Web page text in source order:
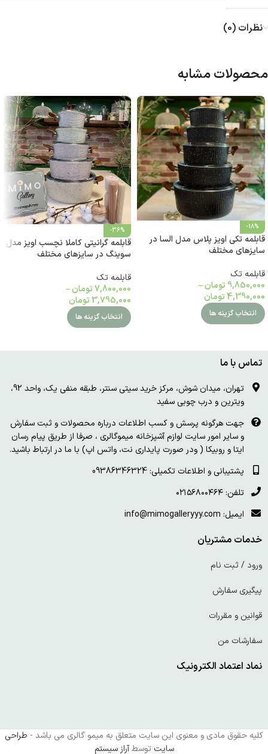
نظرات (0)
محصولات مشابه
-18%
قابلمه تکی اویز پلاس مدل السا در
سایزهای مختلف
قابلمه تک
9,850,000 تومان–
4,390,000 تومان
انتخاب گزینه ها
-36%
قابلمه گرانیتی کاملا نچسب اویز مدل
سوینگ در سایزهای مختلف
قابلمه تک
7,800,000تومان–
3,795,000 تومان
انتخاب گزینه ها
تماس با ما
تهران، میدان شوش، مرکز خرید سیتی سنتر، طبقه منفی یک، واحد 92،
ویترین و درب چوبی سفید
جهت هرگونه پرسش و کسب اطلاعات درباره محصولات و ثبت سفارش
و سایر امور سایت لوازم آشپزخانه میموگالری ، صرفا از طریق پیام رسان
ایتا و روبیکا ( ودر صورت پایداری نت، واتس اپ) با ما در ارتباط باشید.
پشتیبانی و اطلاعات تکمیلی: 09386346324
تلفن: ۰۲۱۵۶۸۰۰۴۶۴
ایمیل: info@mimogalleryyy.com
خدمات مشتریان
ورود / ثبت نام
پیگیری سفارش
قوانین و مقررات
سفارشات من
نماد اعتماد الکترونیک
کلیه حقوق مادی و معنوی این سایت متعلق به میمو گالری می باشد - طراحی
سایت توسطآراز سیستم